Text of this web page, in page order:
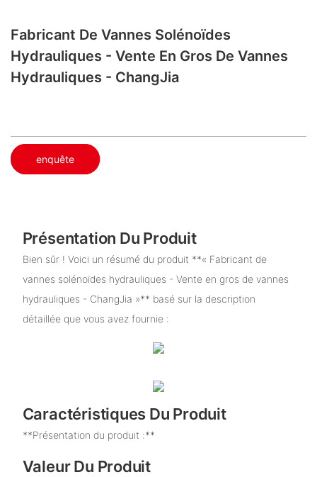
Fabricant De Vannes Solénoïdes
Hydrauliques - Vente En Gros De Vannes
Hydrauliques - ChangJia
enquête
Présentation Du Produit
Bien sûr ! Voici un résumé du produit **« Fabricant de
vannes solénoïdes hydrauliques - Vente en gros de vannes
hydrauliques - ChangJia »** basé sur la description
détaillée que vous avez fournie :
Caractéristiques Du Produit
**Présentation du produit :**
Valeur Du Produit